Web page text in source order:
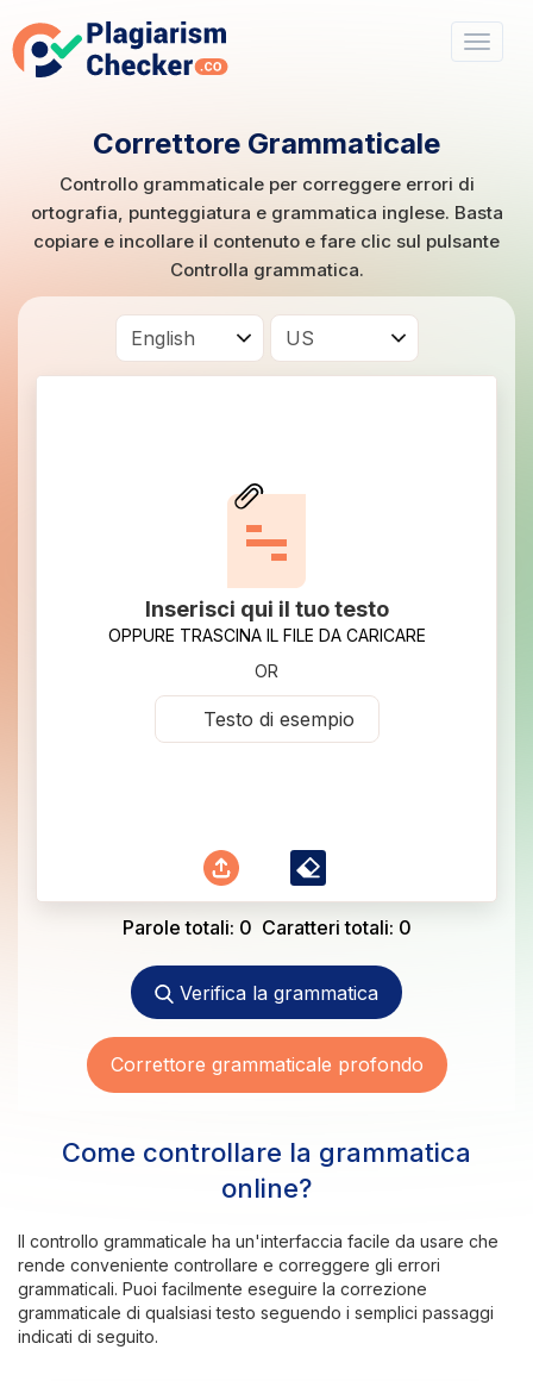
Correttore Grammaticale
Controllo grammaticale per correggere errori di
ortografia, punteggiatura e grammatica inglese. Basta
copiare e incollare il contenuto e fare clic sul pulsante
Controlla grammatica.
Inserisci qui il tuo testo
OPPURE TRASCINA IL FILE DA CARICARE
OR
Testo di esempio
Parole totali: 0 Caratteri totali: 0
Verifica la grammatica
Correttore grammaticale profondo
Come controllare la grammatica
online?
Il controllo grammaticale ha un'interfaccia facile da usare che
rende conveniente controllare e correggere gli errori
grammaticali. Puoi facilmente eseguire la correzione
grammaticale di qualsiasi testo seguendo i semplici passaggi
indicati di seguito.